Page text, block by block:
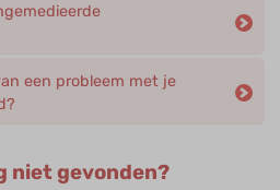
een probleem met je
niet gevonden?